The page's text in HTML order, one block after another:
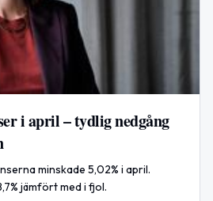
i april – tydlig nedgång
minskade 5,02% i april.
jämfört med i fjol.